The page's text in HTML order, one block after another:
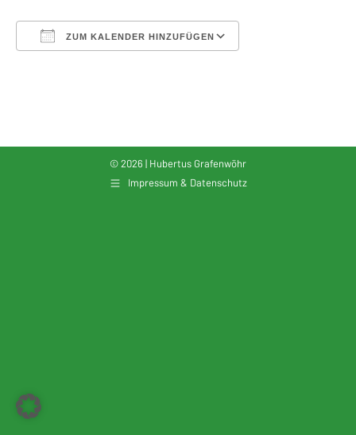
ZUM KALENDER HINZUFÜGEN
© 2026 | Hubertus Grafenwöhr
Impressum & Datenschutz